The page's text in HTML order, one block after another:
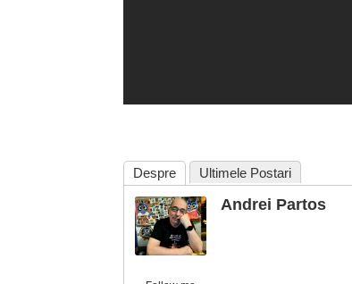
Despre Ultimele Postari
Andrei Partos